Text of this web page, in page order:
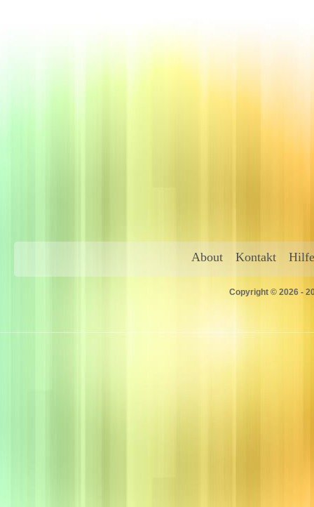
About Kontakt Hilfe
Copyright © 2026 -